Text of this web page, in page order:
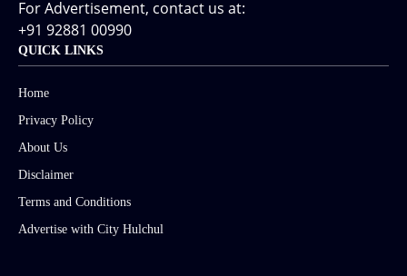
For Advertisement, contact us at:
+91 92881 00990
QUICK LINKS
Home
Privacy Policy
About Us
Disclaimer
Terms and Conditions
Advertise with City Hulchul